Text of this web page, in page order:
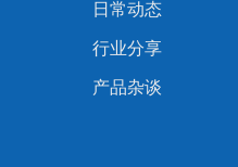
日常动态
行业分享
产品杂谈